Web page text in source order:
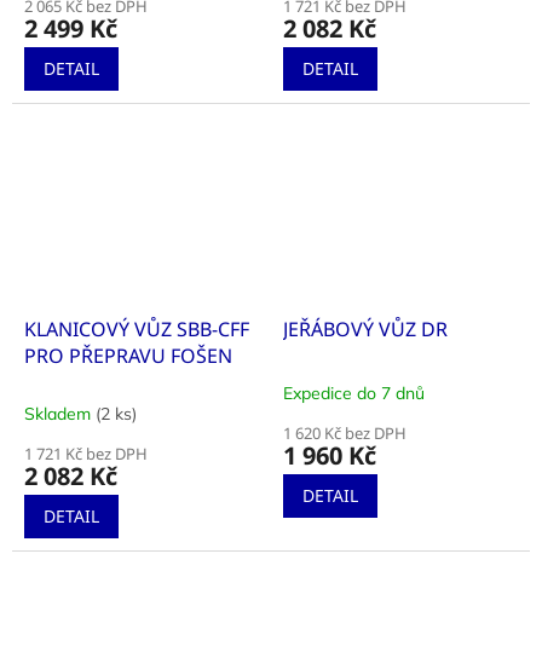
produktu
je
5,0
5
2 065 Kč bez DPH
2 499 Kč
DETAIL
produktu
je
5,0
5
1 721 Kč bez DPH
2 082 Kč
DETAIL
KLANICOVÝ VŮZ SBB-CFF
PRO PŘEPRAVU FOŠEN
Skladem (2 ks)
1 721 Kč bez DPH
2 082 Kč
DETAIL
JEŘÁBOVÝ VŮZ DR
Průměrné
produktu
je
5,0
hvězdiček.
Expedice do 7 dnů
1 620 Kč bez DPH
1 960 Kč
DETAIL